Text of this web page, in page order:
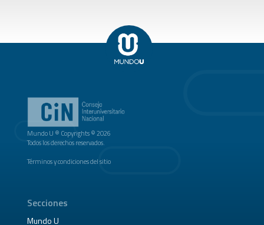
Mundo U ® Copyrights © 2026
Todos los derechos reservados.
Términos y condiciones del sitio
Secciones
Mundo U